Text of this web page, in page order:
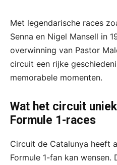
Met legendarische races
Senna en Nigel Mansell in
overwinning van Pastor
circuit een rijke
memorabele momenten.
Wat het circuit
Formule 1-races
Circuit de Catalunya heeft
Formule 1-fan kan wensen.